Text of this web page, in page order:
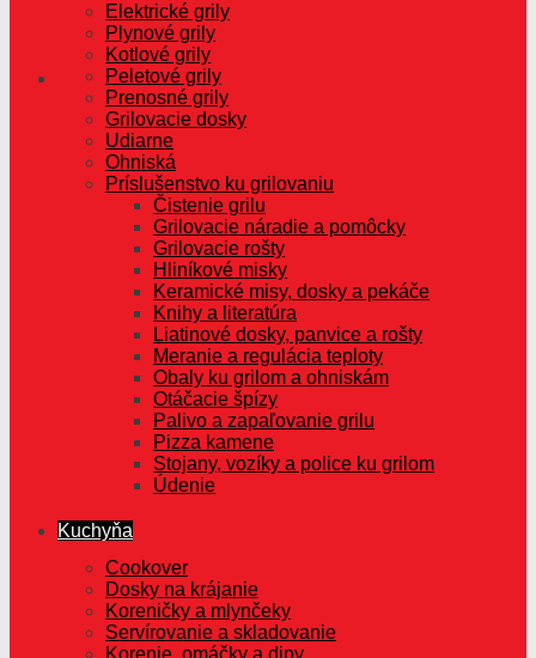
Elektrické grily
Plynové grily
Kotlové grily
Peletové grily
Prenosné grily
Grilovacie dosky
Udiarne
Ohniská
Príslušenstvo ku grilovaniu
Čistenie grilu
Grilovacie náradie a pomôcky
Grilovacie rošty
Hliníkové misky
Keramické misy, dosky a pekáče
Knihy a literatúra
Liatinové dosky, panvice a rošty
Meranie a regulácia teploty
Obaly ku grilom a ohniskám
Otáčacie špízy
Palivo a zapaľovanie grilu
Pizza kamene
Stojany, vozíky a police ku grilom
Údenie
Kuchyňa
Cookover
Dosky na krájanie
Koreničky a mlynčeky
Servírovanie a skladovanie
Korenie, omáčky a dipy